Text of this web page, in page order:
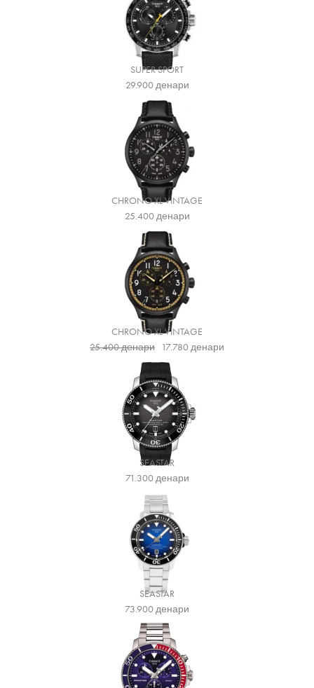
SUPER SPORT
29.900денари
CHRONO XL VINTAGE
25.400денари
CHRONO XL VINTAGE
25.400денари 17.780денари
SEASTAR
71.300денари
SEASTAR
73.900денари